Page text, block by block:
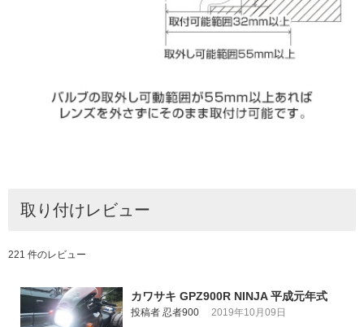
取り付けレビュー
221 件のレビュー
カワサキ GPZ900R NINJA 平成元年式
投稿者 忍者900 2019年10月09日